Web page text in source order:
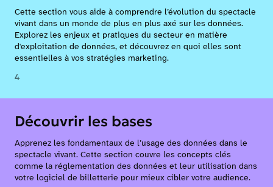
Cette section vous aide à comprendre l’évolution du spectacle
vivant dans un monde de plus en plus axé sur les données.
Explorez les enjeux et pratiques du secteur en matière
d'exploitation de données, et découvrez en quoi elles sont
essentielles à vos stratégies marketing.
4
Découvrir les bases
Apprenez les fondamentaux de l’usage des données dans le
spectacle vivant. Cette section couvre les concepts clés
comme la réglementation des données et leur utilisation dans
votre logiciel de billetterie pour mieux cibler votre audience.